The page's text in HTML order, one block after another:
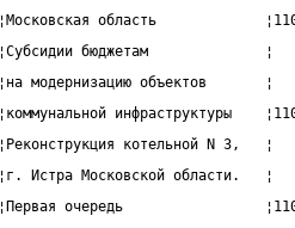
¦Московская область
¦Субсидии бюджетам
¦на модернизацию объектов
¦коммунальной инфраструктуры
¦Реконструкция котельной
¦г. Истра Московской
¦Первая очередь